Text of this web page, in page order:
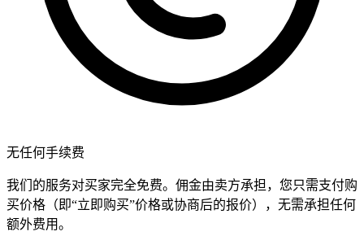
无任何手续费
我们的服务对买家完全免费。佣金由卖方承担，您只需支付购
买价格（即“立即购买”价格或协商后的报价），无需承担任何
额外费用。